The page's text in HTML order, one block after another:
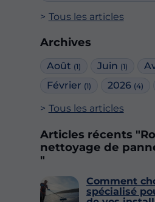
Tous les articles
Archives
Août (1) Juin (1)
Février (1) 2026 (4)
Tous les articles
Articles récents
nettoyage de
"
Comment
spécialisé